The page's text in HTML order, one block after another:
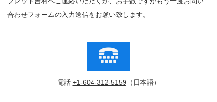
合わせフォームの入力送信をお願い致します。
電話 +1-604-312-5159 （日本語）